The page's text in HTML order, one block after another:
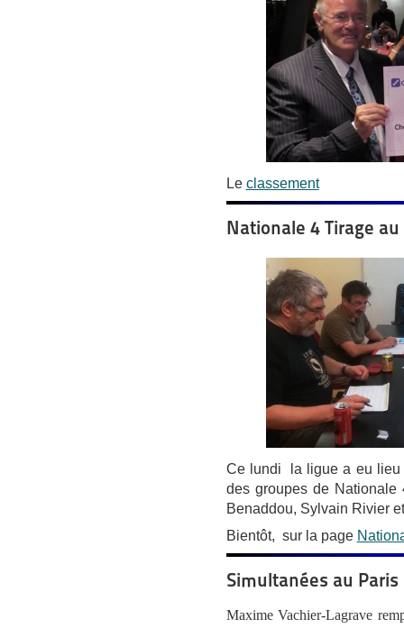
Le classement
Nationale 4 Tirage
Ce lundi la ligue a eu lieu
des groupes de
Benaddou, Sylvain Rivier
Bientôt, sur la page
Simultanées au Paris
Maxime Vachier-Lagrave